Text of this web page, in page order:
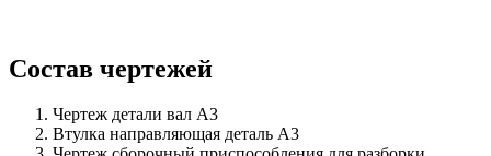
Состав чертежей
Чертеж детали вал А3
Втулка направляющая деталь А3